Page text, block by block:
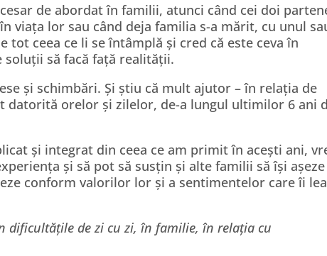
de abordat în familii, atunci când cei doi
viața lor sau când deja familia s-a mărit, cu unul
ceea ce li se întâmplă și cred că este ceva în
soluții să facă față realității.
și schimbări. Și știu că mult ajutor – în relația de
datorită orelor și zilelor, de-a lungul ultimilor 6 ani
și integrat din ceea ce am primit în acești ani,
și să pot să susțin și alte familii să își
conform valorilor lor și a sentimentelor care îi
dificultățile de zi cu zi, în familie, în relația cu